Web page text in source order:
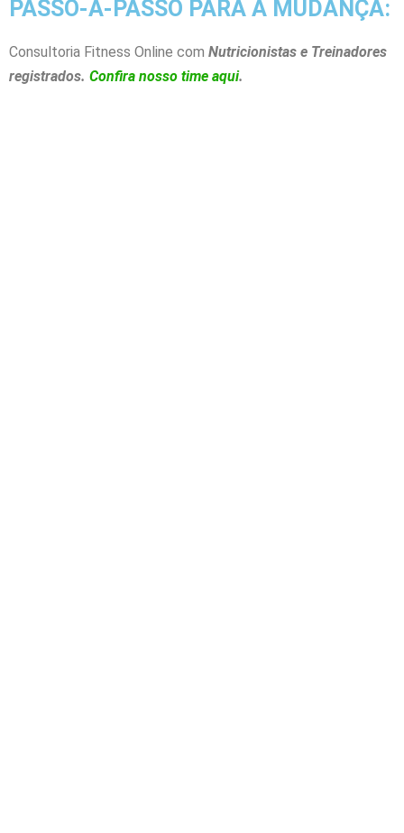
PASSO-A-PASSO PARA A MUDANÇA:
Consultoria Fitness Online com Nutricionistas e Treinadores
registrados. Confira nosso time aqui.